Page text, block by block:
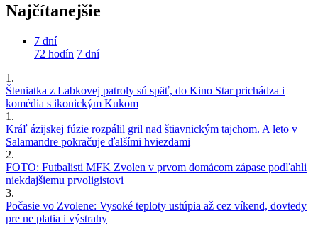
Najčítanejšie
7 dní
72 hodín 7 dní
1.
Šteniatka z Labkovej patroly sú späť, do Kino Star prichádza i
komédia s ikonickým Kukom
1.
Kráľ ázijskej fúzie rozpálil gril nad štiavnickým tajchom. A leto v
Salamandre pokračuje ďalšími hviezdami
2.
FOTO: Futbalisti MFK Zvolen v prvom domácom zápase podľahli
niekdajšiemu prvoligistovi
3.
Počasie vo Zvolene: Vysoké teploty ustúpia až cez víkend, dovtedy
pre ne platia i výstrahy